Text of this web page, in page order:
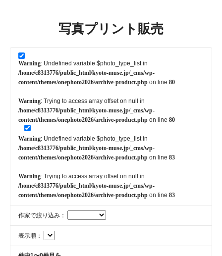
写真プリント販売
Warning: Undefined variable $photo_type_list in
/home/c8313776/public_html/kyoto-muse.jp/_cms/wp-
content/themes/onephoto2026/archive-product.php on line 80
Warning: Trying to access array offset on null in
/home/c8313776/public_html/kyoto-muse.jp/_cms/wp-
content/themes/onephoto2026/archive-product.php on line 80
Warning: Undefined variable $photo_type_list in
/home/c8313776/public_html/kyoto-muse.jp/_cms/wp-
content/themes/onephoto2026/archive-product.php on line 83
Warning: Trying to access array offset on null in
/home/c8313776/public_html/kyoto-muse.jp/_cms/wp-
content/themes/onephoto2026/archive-product.php on line 83
作家で絞り込み：
表示順：